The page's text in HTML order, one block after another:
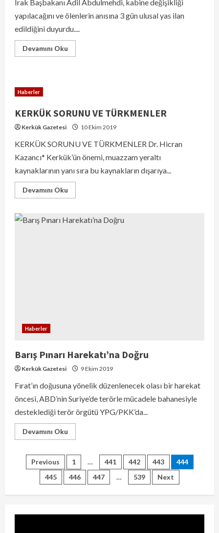
Irak Başbakanı Adil Abdulmehdi, kabine değişikliği
yapılacağını ve ölenlerin anısına 3 gün ulusal yas ilan
edildiğini duyurdu....
Devamını Oku
Haberler
KERKÜK SORUNU VE TÜRKMENLER
Kerkük Gazetesi 10 Ekim 2019
KERKÜK SORUNU VE TÜRKMENLER Dr. Hicran
Kazancı* Kerkük’ün önemi, muazzam yeraltı
kaynaklarının yanı sıra bu kaynakların dışarıya...
Devamını Oku
Haberler
Barış Pınarı Harekatı’na Doğru
Kerkük Gazetesi 9 Ekim 2019
Fırat’ın doğusuna yönelik düzenlenecek olası bir harekat
öncesi, ABD’nin Suriye’de terörle mücadele bahanesiyle
desteklediği terör örgütü YPG/PKK’da...
Devamını Oku
Previous 1 … 441 442 443
444
445
446 447 … 539 Next
2
من بعد علي ضاعت الضحكة
3
اعترافات جديدة لمشارك في محاولة اغتيال